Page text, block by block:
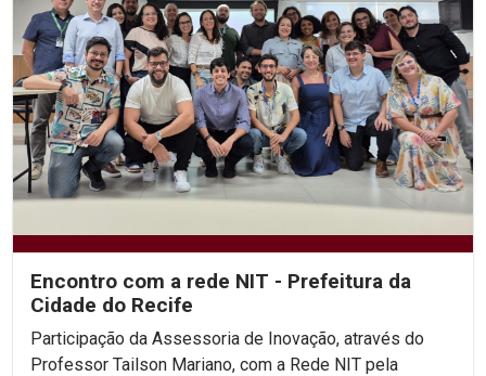
Encontro com a rede NIT - Prefeitura da
Cidade do Recife
Participação da Assessoria de Inovação, através do
Professor Tailson Mariano, com a Rede NIT pela